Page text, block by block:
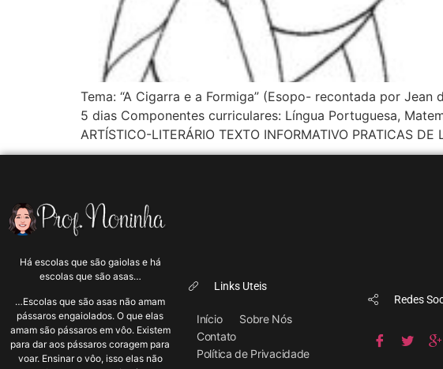
Tema: “A Cigarra e a Formiga” (Esopo- recontada por
5 dias Componentes curriculares: Língua Portuguesa,
ARTÍSTICO-LITERÁRIO TEXTO INFORMATIVO PRATICAS
Há escolas que são gaiolas e há
escolas que são asas…
…Escolas que são asas não amam
pássaros engaiolados. O que elas
amam são pássaros em vôo. Existem
para dar aos pássaros coragem para
voar. Ensinar o vôo, isso elas não
Links Uteis
Início
Sobre Nós
Contato
Política de Privacidade
Redes